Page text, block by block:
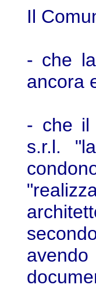
Il
- che
ancora
- che il
s.r.l.